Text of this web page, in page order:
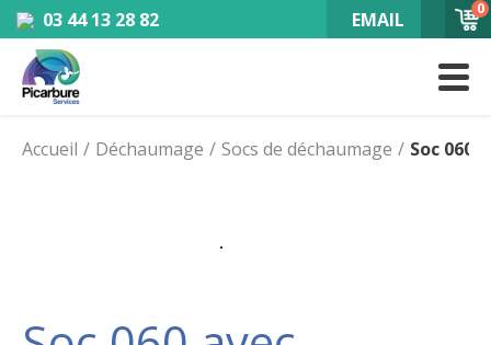
03 44 13 28 82 EMAIL 0
Accueil Déchaumage Socs de déchaumage Soc 060